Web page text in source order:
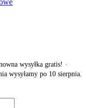
wysyłka gratis! ·
wysyłamy po 10 sierpnia.